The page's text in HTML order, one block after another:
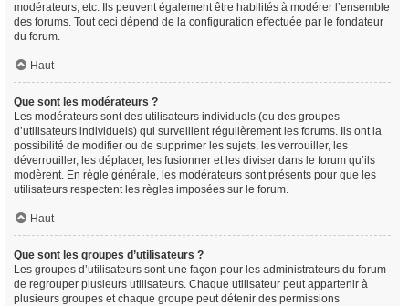
modérateurs, etc. Ils peuvent également être habilités à modérer l’ensemble
des forums. Tout ceci dépend de la configuration effectuée par le fondateur
du forum.
Haut
Que sont les modérateurs ?
Les modérateurs sont des utilisateurs individuels (ou des groupes
d’utilisateurs individuels) qui surveillent régulièrement les forums. Ils ont la
possibilité de modifier ou de supprimer les sujets, les verrouiller, les
déverrouiller, les déplacer, les fusionner et les diviser dans le forum qu’ils
modèrent. En règle générale, les modérateurs sont présents pour que les
utilisateurs respectent les règles imposées sur le forum.
Haut
Que sont les groupes d’utilisateurs ?
Les groupes d’utilisateurs sont une façon pour les administrateurs du forum
de regrouper plusieurs utilisateurs. Chaque utilisateur peut appartenir à
plusieurs groupes et chaque groupe peut détenir des permissions